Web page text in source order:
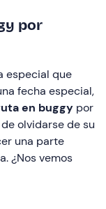
por
especial que
fecha especial,
en buggy por
olvidarse de su
una parte
¿Nos vemos